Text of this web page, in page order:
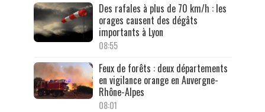
Des rafales à plus de 70 km/h : les
orages causent des dégâts
importants à Lyon
08:55
Feux de forêts : deux départements
en vigilance orange en Auvergne-
Rhône-Alpes
08:01